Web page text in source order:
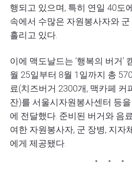
행되고 있으며, 특히 연일 40도
속에서 수많은 자원봉사자와
흘리고 있다.
이에 맥도날드는 ‘행복의 버거’
월 25일부터 8월 1일까지 총
료(치즈버거 2300개, 맥카페 커
잔)를 서울시자원봉사센터 등
에 전달했다. 준비된 버거와 음
여한 자원봉사자, 군 장병, 지자
에게 제공됐다.